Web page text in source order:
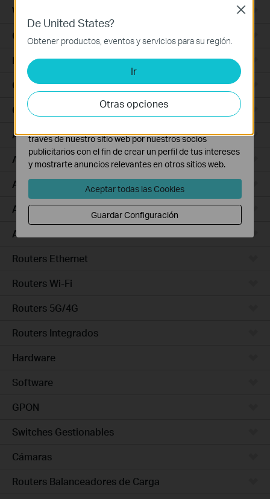
Wall Plate
Outdoor
Bridges
Campus
GPON
Access Plus
Aggregation
Access
Access Pro
Access Max
Routers Ethernet
Routers Wi-Fi
Routers 5G/4G
Routers Integrados
Hardware
Software
GPON
Switches Gestionables
Cámaras
Routers Balanceadores de Carga
De United States?
Obtener productos, eventos y servicios para su región.
Ir
Otras opciones
Close
Cookies Básicas
Estas cookies son necesarias para el funcionamiento
del sitio web y no pueden desactivarse en tu sistema.
Cookies de Análisis y de Marketing
Las cookies de análisis nos permiten analizar tus
actividades en nuestro sitio web con el fin de mejorar y
adaptar la funcionalidad del mismo.
través de nuestro sitio web por nuestros socios
publicitarios con el fin de crear un perfil de tus intereses
y mostrarte anuncios relevantes en otros sitios web.
Aceptar todas las Cookies
Guardar Configuración